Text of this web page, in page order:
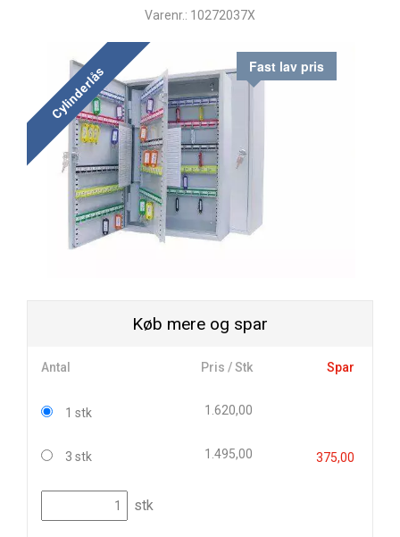
Varenr.: 10272037X
Cylinderlås Fast lav pris
Køb mere og spar
Antal Pris / Stk Spar
1 stk 1.620,00
3 stk 1.495,00 375,00
stk